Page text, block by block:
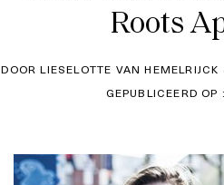
Roots
DOOR LIESELOTTE VAN
GEPUBLICEERD